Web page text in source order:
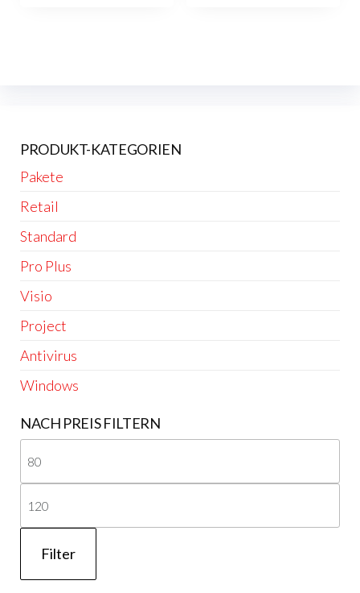
PRODUKT-KATEGORIEN
Pakete
Retail
Standard
Pro Plus
Visio
Project
Antivirus
Windows
NACH PREIS FILTERN
Filter